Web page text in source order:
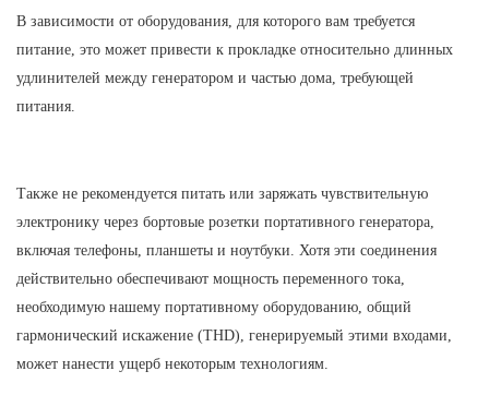
В зависимости от оборудования, для которого вам требуется
питание, это может привести к прокладке относительно длинных
удлинителей между генератором и частью дома, требующей
питания.
Также не рекомендуется питать или заряжать чувствительную
электронику через бортовые розетки портативного генератора,
включая телефоны, планшеты и ноутбуки. Хотя эти соединения
действительно обеспечивают мощность переменного тока,
необходимую нашему портативному оборудованию, общий
гармонический искажение (THD), генерируемый этими входами,
может нанести ущерб некоторым технологиям.